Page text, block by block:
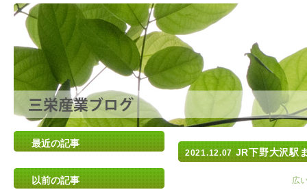
2021.12.07 JR下野大沢駅
広
最近の記事
以前の記事